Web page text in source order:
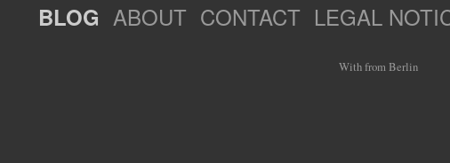
BLOG ABOUT CONTACT LEGAL
Withfrom Berlin